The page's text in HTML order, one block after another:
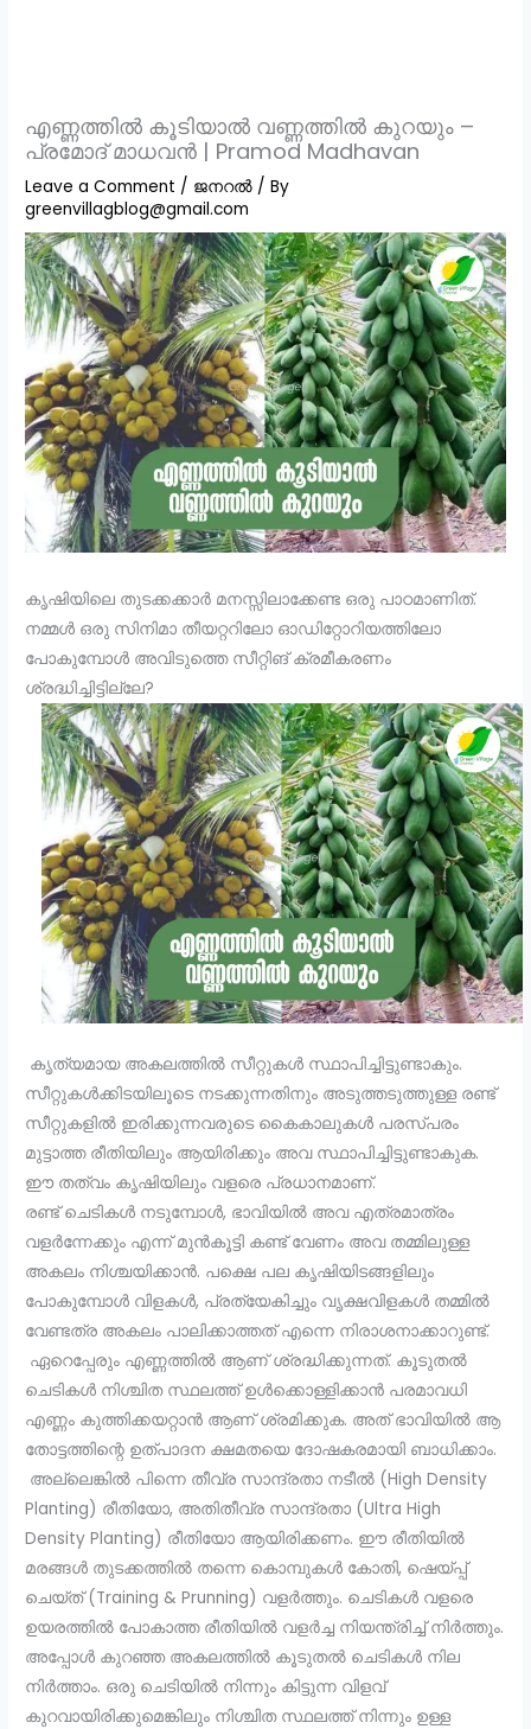
എണ്ണത്തിൽ കൂടിയാൽ വണ്ണത്തിൽ കുറയും –
പ്രമോദ് മാധവൻ | Pramod Madhavan
Leave a Comment / ജനറൽ / By
greenvillagblog@gmail.com
കൃഷിയിലെ തുടക്കക്കാർ മനസ്സിലാക്കേണ്ട ഒരു പാഠമാണിത്.
നമ്മൾ ഒരു സിനിമാ തീയറ്ററിലോ ഓഡിറ്റോറിയത്തിലോ
പോകുമ്പോൾ അവിടുത്തെ സീറ്റിങ് ക്രമീകരണം
ശ്രദ്ധിച്ചിട്ടില്ലേ?
കൃത്യമായ അകലത്തിൽ സീറ്റുകൾ സ്ഥാപിച്ചിട്ടുണ്ടാകും.
സീറ്റുകൾക്കിടയിലൂടെ നടക്കുന്നതിനും അടുത്തടുത്തുള്ള രണ്ട്
സീറ്റുകളിൽ ഇരിക്കുന്നവരുടെ കൈകാലുകൾ പരസ്പരം
മുട്ടാത്ത രീതിയിലും ആയിരിക്കും അവ സ്ഥാപിച്ചിട്ടുണ്ടാകുക.
ഈ തത്വം കൃഷിയിലും വളരെ പ്രധാനമാണ്.
രണ്ട് ചെടികൾ നടുമ്പോൾ, ഭാവിയിൽ അവ എത്രമാത്രം
വളർന്നേക്കും എന്ന് മുൻകൂട്ടി കണ്ട് വേണം അവ തമ്മിലുള്ള
അകലം നിശ്ചയിക്കാൻ. പക്ഷെ പല കൃഷിയിടങ്ങളിലും
പോകുമ്പോൾ വിളകൾ, പ്രത്യേകിച്ചും വൃക്ഷവിളകൾ തമ്മിൽ
വേണ്ടത്ര അകലം പാലിക്കാത്തത് എന്നെ നിരാശനാക്കാറുണ്ട്.
ഏറെപ്പേരും എണ്ണത്തിൽ ആണ് ശ്രദ്ധിക്കുന്നത്. കൂടുതൽ
ചെടികൾ നിശ്ചിത സ്ഥലത്ത് ഉൾക്കൊള്ളിക്കാൻ പരമാവധി
എണ്ണം കുത്തിക്കയറ്റാൻ ആണ് ശ്രമിക്കുക. അത് ഭാവിയിൽ ആ
തോട്ടത്തിന്റെ ഉത്പാദന ക്ഷമതയെ ദോഷകരമായി ബാധിക്കാം.
അല്ലെങ്കിൽ പിന്നെ തീവ്ര സാന്ദ്രതാ നടീൽ (High Density
Planting) രീതിയോ, അതിതീവ്ര സാന്ദ്രതാ (Ultra High
Density Planting) രീതിയോ ആയിരിക്കണം. ഈ രീതിയിൽ
മരങ്ങൾ തുടക്കത്തിൽ തന്നെ കൊമ്പുകൾ കോതി, ഷെയ്പ്പ്
ചെയ്ത് (Training & Prunning) വളർത്തും. ചെടികൾ വളരെ
ഉയരത്തിൽ പോകാത്ത രീതിയിൽ വളർച്ച നിയന്ത്രിച്ച് നിർത്തും.
അപ്പോൾ കുറഞ്ഞ അകലത്തിൽ കൂടുതൽ ചെടികൾ നില
നിർത്താം. ഒരു ചെടിയിൽ നിന്നും കിട്ടുന്ന വിളവ്
കുറവായിരിക്കുമെങ്കിലും നിശ്ചിത സ്ഥലത്ത് നിന്നും ഉള്ള